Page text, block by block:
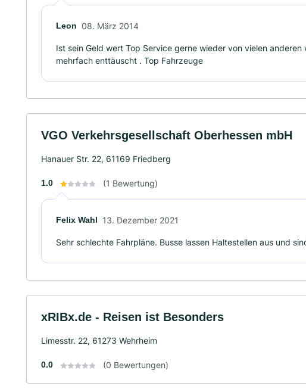
Leon 08. März 2014
Ist sein Geld wert Top Service gerne wieder von vielen
mehrfach enttäuscht . Top Fahrzeuge
VGO Verkehrsgesellschaft Oberhessen mbH
Hanauer Str. 22, 61169 Friedberg
1.0 (1 Bewertung)
Felix Wahl 13. Dezember 2021
Sehr schlechte Fahrpläne. Busse lassen Haltestellen aus und
xRIBx.de - Reisen ist Besonders
Limesstr. 22, 61273 Wehrheim
0.0 (0 Bewertungen)